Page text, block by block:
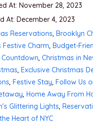
At: November 28, 2023
At: December 4, 2023
Reservations, Brooklyn
Festive Charm, Budget-
, Christmas in
, Exclusive Christmas
, Festive Stay, Follow Us
, Home Away From
Glittering Lights,
Heart of NYC